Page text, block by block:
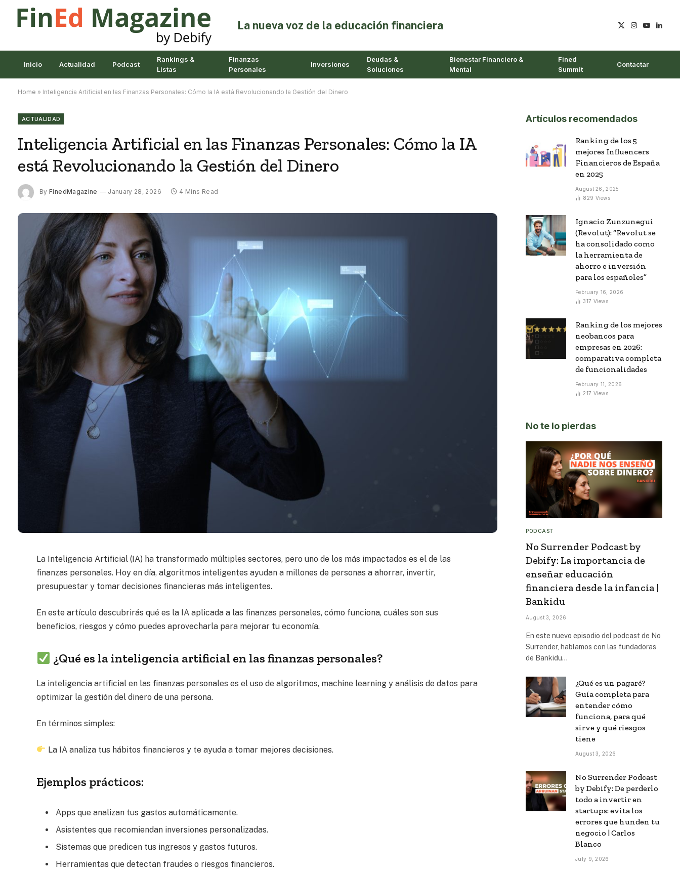
⁠La nueva voz de la educación financiera
X
Instagram
YouTube
Inicio Actualidad Podcast
Rankings &
Listas
Finanzas
Personales
Inversiones
Deudas &
Soluciones
Bienestar Financiero &
Mental
Fined
Summit
Contactar
Home » Inteligencia Artificial en las Finanzas Personales: Cómo la IA está Revolucionando la Gestión del Dinero
ACTUALIDAD
Inteligencia Artificial en las Finanzas Personales: Cómo la IA
está Revolucionando la Gestión del Dinero
By FinedMagazine January 28, 2026 4 Mins Read
La Inteligencia Artificial (IA) ha transformado múltiples sectores, pero uno de los más impactados es el de las
finanzas personales. Hoy en día, algoritmos inteligentes ayudan a millones de personas a ahorrar, invertir,
presupuestar y tomar decisiones financieras más inteligentes.
En este artículo descubrirás qué es la IA aplicada a las finanzas personales, cómo funciona, cuáles son sus
beneficios, riesgos y cómo puedes aprovecharla para mejorar tu economía.
¿Qué es la inteligencia artificial en las finanzas personales?
La inteligencia artificial en las finanzas personales es el uso de algoritmos, machine learning y análisis de datos para
optimizar la gestión del dinero de una persona.
En términos simples:
La IA analiza tus hábitos financieros y te ayuda a tomar mejores decisiones.
Ejemplos prácticos:
Apps que analizan tus gastos automáticamente.
Asistentes que recomiendan inversiones personalizadas.
Sistemas que predicen tus ingresos y gastos futuros.
Herramientas que detectan fraudes o riesgos financieros.
Artículos recomendados
Ranking de los 5
mejores Influencers
Financieros de España
en 2025
August 26, 2025
829 Views
Ignacio Zunzunegui
(Revolut): “Revolut se
ha consolidado como
la herramienta de
ahorro e inversión
para los españoles”
February 16, 2026
317 Views
Ranking de los mejores
neobancos para
empresas en 2026:
comparativa completa
de funcionalidades
February 11, 2026
217 Views
No te lo pierdas
PODCAST
No Surrender Podcast by
Debify: La importancia de
enseñar educación
financiera desde la infancia |
Bankidu
August 3, 2026
En este nuevo episodio del podcast de No
Surrender, hablamos con las fundadoras
de Bankidu…
¿Qué es un pagaré?
Guía completa para
entender cómo
funciona, para qué
sirve y qué riesgos
tiene
August 3, 2026
No Surrender Podcast
by Debify: De perderlo
todo a invertir en
startups: evita los
errores que hunden tu
negocio | Carlos
Blanco
July 9, 2026